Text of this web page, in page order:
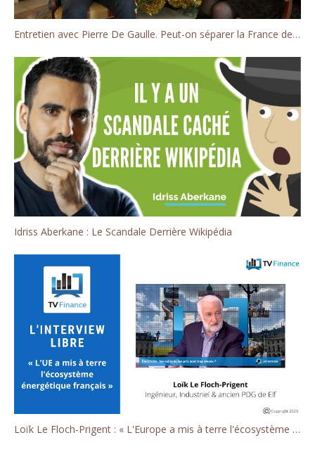
Entretien avec Pierre De Gaulle. Peut-on séparer la France de la Russie?
Idriss Aberkane : Le Scandale Derrière Wikipédia
Loïk Le Floch-Prigent : « L'Europe a mis à terre l'écosystème énergétique français »